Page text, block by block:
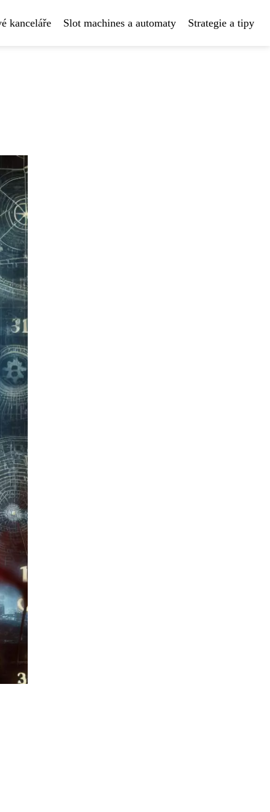
kanceláře Slot machines a automaty Strategie a tipy